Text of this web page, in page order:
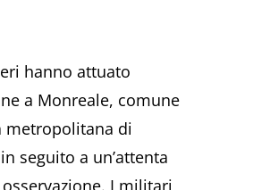
hanno attuato
a Monreale, comune
metropolitana di
seguito a un’attenta
I militari